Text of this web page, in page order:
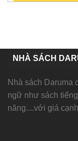
NHÀ SÁCH
Nhà sách Daruma
ngữ như sách
năng....với giá